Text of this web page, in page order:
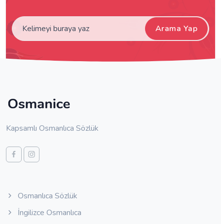
Arama Yap
Kapsamlı Osmanlıca Sözlük
Osmanlıca Sözlük
İngilizce Osmanlıca